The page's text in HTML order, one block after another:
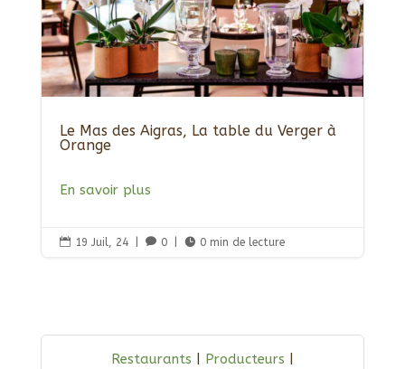
Le Mas des Aigras, La table du Verger à
Orange
En savoir plus
 19 Juil, 24  0  0 min de lecture
Restaurants Producteurs